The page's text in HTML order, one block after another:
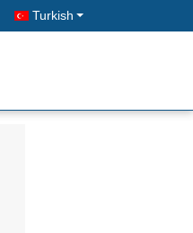
Turkish